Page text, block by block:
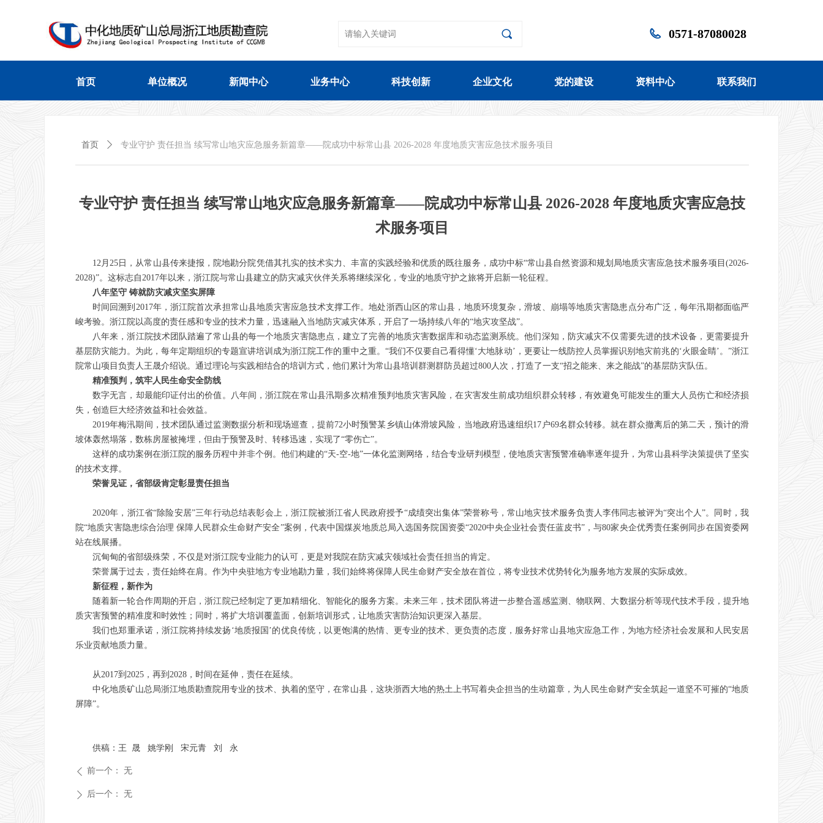
0571-87080028
끠
首页 单位概况 新闻中心
新闻中心
业务中心 科技创新 企业文化 党的建设
党的建设
资料中心 联系我们
专业守护 责任担当 续写常山地灾应急服务新篇章——院成功中标常山县 2026-2028 年度地质灾害应急技
术服务项目
12月25日，从常山县传来捷报，院地勘分院凭借其扎实的技术实力、丰富的实践经验和优质的既往服务，成功中标“常山县自然资源和规划局地质灾害应急技术服务项目(2026-
2028)”。这标志自2017年以来，浙江院与常山县建立的防灾减灾伙伴关系将继续深化，专业的地质守护之旅将开启新一轮征程。
八年坚守 铸就防灾减灾坚实屏障
时间回溯到2017年，浙江院首次承担常山县地质灾害应急技术支撑工作。地处浙西山区的常山县，地质环境复杂，滑坡、崩塌等地质灾害隐患点分布广泛，每年汛期都面临严
峻考验。浙江院以高度的责任感和专业的技术力量，迅速融入当地防灾减灾体系，开启了一场持续八年的“地灾攻坚战”。
八年来，浙江院技术团队踏遍了常山县的每一个地质灾害隐患点，建立了完善的地质灾害数据库和动态监测系统。他们深知，防灾减灾不仅需要先进的技术设备，更需要提升
基层防灾能力。为此，每年定期组织的专题宣讲培训成为浙江院工作的重中之重。“我们不仅要自己看得懂‘大地脉动’，更要让一线防控人员掌握识别地灾前兆的‘火眼金睛’。”浙江
院常山项目负责人王晟介绍说。通过理论与实践相结合的培训方式，他们累计为常山县培训群测群防员超过800人次，打造了一支“招之能来、来之能战”的基层防灾队伍。
精准预判，筑牢人民生命安全防线
数字无言，却最能印证付出的价值。八年间，浙江院在常山县汛期多次精准预判地质灾害风险，在灾害发生前成功组织群众转移，有效避免可能发生的重大人员伤亡和经济损
失，创造巨大经济效益和社会效益。
2019年梅汛期间，技术团队通过监测数据分析和现场巡查，提前72小时预警某乡镇山体滑坡风险，当地政府迅速组织17户69名群众转移。就在群众撤离后的第二天，预计的滑
坡体轰然塌落，数栋房屋被掩埋，但由于预警及时、转移迅速，实现了“零伤亡”。
这样的成功案例在浙江院的服务历程中并非个例。他们构建的“天-空-地”一体化监测网络，结合专业研判模型，使地质灾害预警准确率逐年提升，为常山县科学决策提供了坚实
的技术支撑。
荣誉见证，省部级肯定彰显责任担当
2020年，浙江省“除险安居”三年行动总结表彰会上，浙江院被浙江省人民政府授予“成绩突出集体”荣誉称号，常山地灾技术服务负责人李伟同志被评为“突出个人”。同时，我
院“地质灾害隐患综合治理 保障人民群众生命财产安全”案例，代表中国煤炭地质总局入选国务院国资委“2020中央企业社会责任蓝皮书”，与80家央企优秀责任案例同步在国资委网
站在线展播。
沉甸甸的省部级殊荣，不仅是对浙江院专业能力的认可，更是对我院在防灾减灾领域社会责任担当的肯定。
荣誉属于过去，责任始终在肩。作为中央驻地方专业地勘力量，我们始终将保障人民生命财产安全放在首位，将专业技术优势转化为服务地方发展的实际成效。
新征程，新作为
随着新一轮合作周期的开启，浙江院已经制定了更加精细化、智能化的服务方案。未来三年，技术团队将进一步整合遥感监测、物联网、大数据分析等现代技术手段，提升地
质灾害预警的精准度和时效性；同时，将扩大培训覆盖面，创新培训形式，让地质灾害防治知识更深入基层。
我们也郑重承诺，浙江院将持续发扬‘地质报国’的优良传统，以更饱满的热情、更专业的技术、更负责的态度，服务好常山县地灾应急工作，为地方经济社会发展和人民安居
乐业贡献地质力量。
从2017到2025，再到2028，时间在延伸，责任在延续。
中化地质矿山总局浙江地质勘查院用专业的技术、执着的坚守，在常山县，这块浙西大地的热土上书写着央企担当的生动篇章，为人民生命财产安全筑起一道坚不可摧的“地质
屏障”。
供稿：王 晟 姚学刚 宋元青 刘 永
首页 ꄲ 专业守护 责任担当 续写常山地灾应急服务新篇章——院成功中标常山县 2026-2028 年度地质灾害应急技术服务项目
ꄴ 前一个： 无
ꄲ 后一个： 无